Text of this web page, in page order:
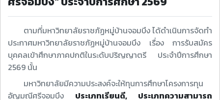
ตามที่มหาวิทยาลัยราชภัฏหมู่บ้านจอมบึง ได้ดำเนินการจัดทำ
ประกาศมหาวิทยาลัยราชภัฏหมู่บ้านจอมบึง เรื่อง การรับสมัคร
บุคคลเข้าศึกษาภาคปกติในระดับปริญญาตรี ประจำปีการศึกษา
2569 นั้น
มหาวิทยาลัยมีความประสงค์จะให้ทุนการศึกษาโครงการทุน
อัญมณีศรีจอมบึง ประเภทเรียนดี, ประเภทความสามารถ